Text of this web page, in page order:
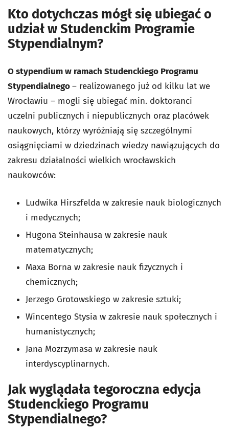
Kto dotychczas mógł się ubiegać o
udział w Studenckim Programie
Stypendialnym?
O stypendium w ramach Studenckiego Programu
Stypendialnego– realizowanego już od kilku lat we
Wrocławiu – mogli się ubiegać min. doktoranci
uczelni publicznych i niepublicznych oraz placówek
naukowych, którzy wyróżniają się szczególnymi
osiągnięciami w dziedzinach wiedzy nawiązujących do
zakresu działalności wielkich wrocławskich
naukowców:
Ludwika Hirszfelda w zakresie nauk biologicznych
i medycznych;
Hugona Steinhausa w zakresie nauk
matematycznych;
Maxa Borna w zakresie nauk fizycznych i
chemicznych;
Jerzego Grotowskiego w zakresie sztuki;
Wincentego Stysia w zakresie nauk społecznych i
humanistycznych;
Jana Mozrzymasa w zakresie nauk
interdyscyplinarnych.
Jak wyglądała tegoroczna edycja
Studenckiego Programu
Stypendialnego?